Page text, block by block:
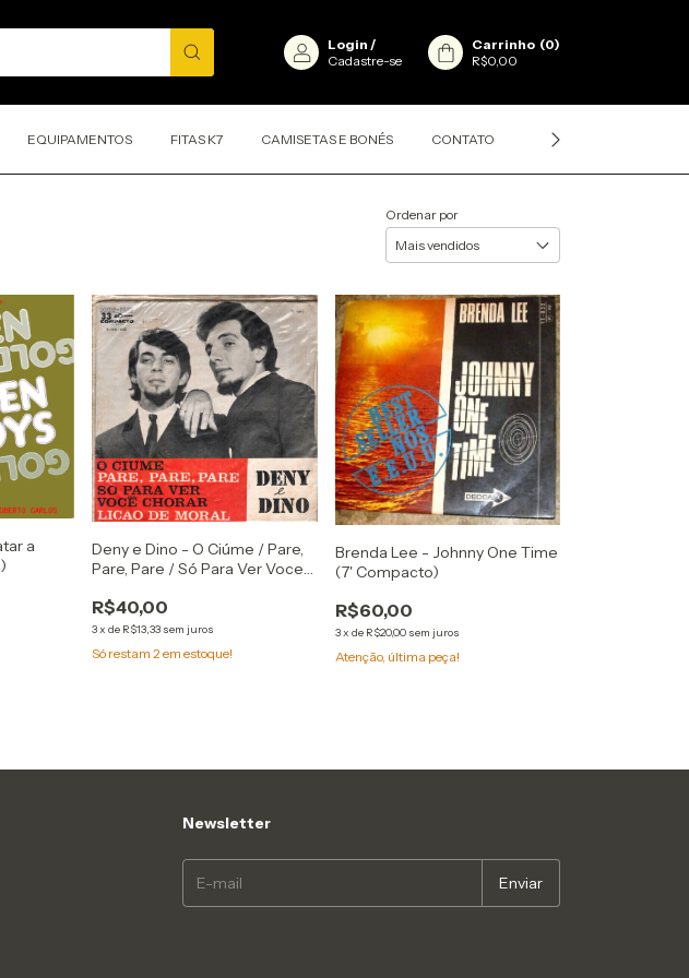
Login /
Cadastre-se
Carrinho (0)
R$0,00
EQUIPAMENTOS FITAS K7 CAMISETAS E BONÉS CONTATO CLASSIFICAÇÕES DOS
Ordenar por
a
Deny e Dino - O Ciúme / Pare,
Pare, Pare / Só Para Ver Voce
Compacto)
R$40,00
3xde R$13,33 sem juros
Só restam2em estoque!
Brenda Lee - Johnny One Time
(7' Compacto)
R$60,00
3x de R$20,00 sem juros
Atenção, última peça!
Newsletter